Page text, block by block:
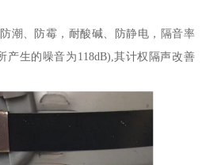
潮、防霉，耐酸碱、防静电，隔音率
产生的噪音为118dB),其计权隔声改善